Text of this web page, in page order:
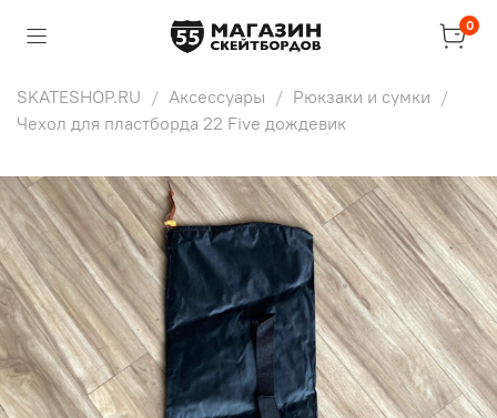
0
SKATESHOP.RU Аксессуары
Рюкзаки и сумки
Чехол для пластборда 22 Five дождевик